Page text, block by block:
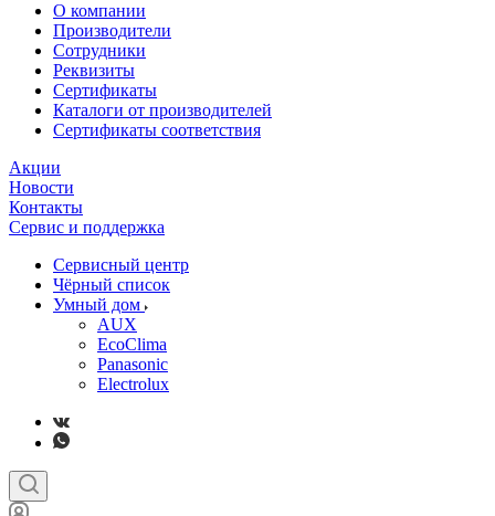
О компании
Производители
Сотрудники
Реквизиты
Сертификаты
Каталоги от производителей
Сертификаты соответствия
Акции
Новости
Контакты
Сервис и поддержка
Сервисный центр
Чёрный список
Умный дом
AUX
EcoClima
Panasonic
Electrolux